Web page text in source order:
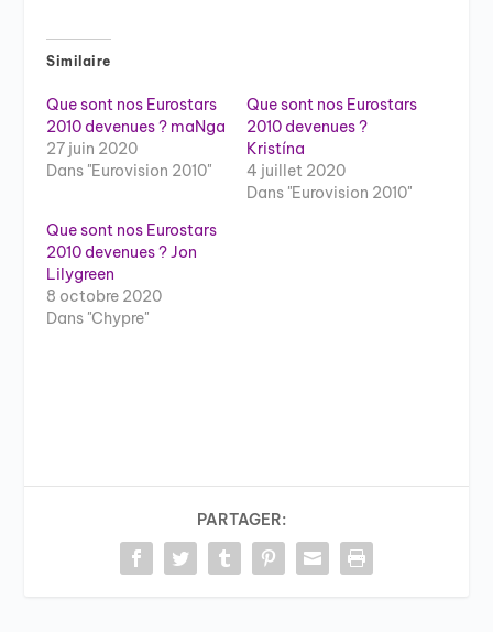
Similaire
Que sont nos Eurostars
2010 devenues ? maNga
27 juin 2020
Dans "Eurovision 2010"
Que sont nos Eurostars
2010 devenues ?
Kristína
4 juillet 2020
Dans "Eurovision 2010"
Que sont nos Eurostars
2010 devenues ? Jon
Lilygreen
8 octobre 2020
Dans "Chypre"
PARTAGER: